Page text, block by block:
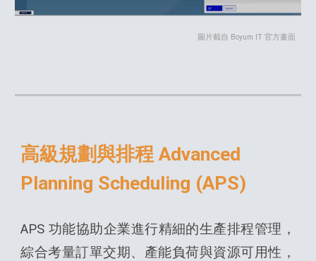
圖片截自 Boyum IT 官方畫面
高級規劃與排程 Advanced
Planning Scheduling (APS)
APS 功能協助企業進行精細的生產排程管理，
綜合考量訂單交期、產能負荷與資源可用性，